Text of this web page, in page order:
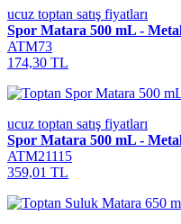
ucuz toptan satış fiyatları
Spor Matara 500 mL -
ATM73
174,30 TL
ucuz toptan satış fiyatları
Spor Matara 500 mL -
ATM21115
359,01 TL